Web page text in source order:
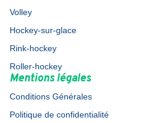
Volley
Hockey-sur-glace
Rink-hockey
Roller-hockey
Mentions légales
Conditions Générales
Politique de confidentialité